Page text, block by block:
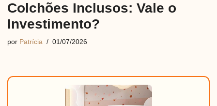
Colchões Inclusos: Vale o
Investimento?
por Patrícia 01/07/2026